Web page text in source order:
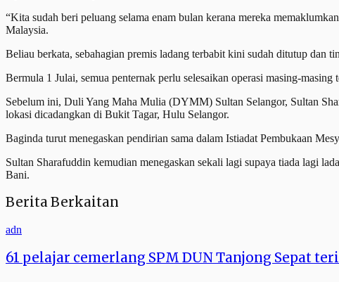
“Kita sudah beri peluang selama enam bulan kerana mereka
Malaysia.
Beliau berkata, sebahagian premis ladang terbabit kini sudah ditutup dan
Bermula 1 Julai, semua penternak perlu selesaikan operasi masing-
Sebelum ini, Duli Yang Maha Mulia (DYMM) Sultan Selangor, Sultan
lokasi dicadangkan di Bukit Tagar, Hulu Selangor.
Baginda turut menegaskan pendirian sama dalam Istiadat Pembukaan
Sultan Sharafuddin kemudian menegaskan sekali lagi supaya tiada lagi
Bani.
Berita Berkaitan
adn
61 pelajar cemerlang SPM DUN Tanjong Sepat